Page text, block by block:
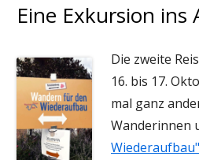
Eine Exkursion ins
Die zweite
16. bis 17.
mal ganz
Wanderinnen
Wiederaufbau"